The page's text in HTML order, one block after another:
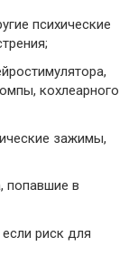
психические
,
кохлеарного
зажимы,
попавшие в
риск для